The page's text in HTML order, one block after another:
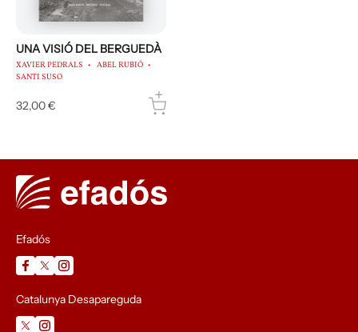
UNA VISIÓ DEL BERGUEDÀ
XAVIER PEDRALS
ABEL RUBIÓ
SANTI SUSO
32,00 €
Efadós
Catalunya Desapareguda